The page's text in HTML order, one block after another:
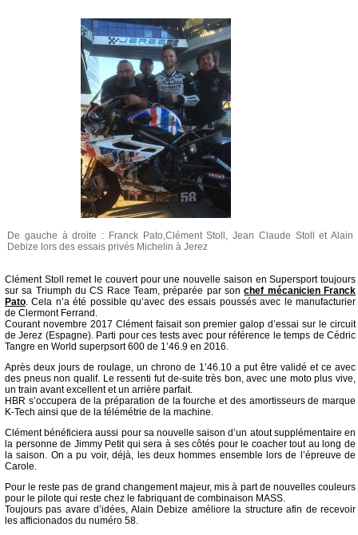
De gauche à droite : Franck Pato,Clément Stoll, Jean Claude Stoll et Alain
Debize lors des essais privés Michelin à Jerez
Clément Stoll remet le couvert pour une nouvelle saison en Supersport toujours
sur sa Triumph du CS Race Team, préparée par sonchef mécanicien Franck
Pato. Cela n’a été possible qu’avec des essais poussés avec le manufacturier
de Clermont Ferrand.
Courant novembre 2017 Clément faisait son premier galop d’essai sur le circuit
de Jerez (Espagne). Parti pour ces tests avec pour référence le temps de Cédric
Tangre en World superpsort 600 de 1’46.9 en 2016.
Après deux jours de roulage, un chrono de 1’46.10 a put être validé et ce avec
des pneus non qualif. Le ressenti fut de-suite très bon, avec une moto plus vive,
un train avant excellent et un arrière parfait.
HBR s’occupera de la préparation de la fourche et des amortisseurs de marque
K-Tech ainsi que de la télémétrie de la machine.
Clément bénéficiera aussi pour sa nouvelle saison d’un atout supplémentaire en
la personne de Jimmy Petit qui sera à ses côtés pour le coacher tout au long de
la saison. On a pu voir, déjà, les deux hommes ensemble lors de l’épreuve de
Carole.
Pour le reste pas de grand changement majeur, mis à part de nouvelles couleurs
pour le pilote qui reste chez le fabriquant de combinaison MASS.
Toujours pas avare d’idées, Alain Debize améliore la structure afin de recevoir
les afficionados du numéro 58.